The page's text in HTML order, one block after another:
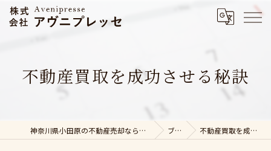
不動産買取を成功させる秘訣
神奈川県小田原の不動産売却なら株式会社アヴニプレッセ ブログ 不動産買取を成功させる秘訣